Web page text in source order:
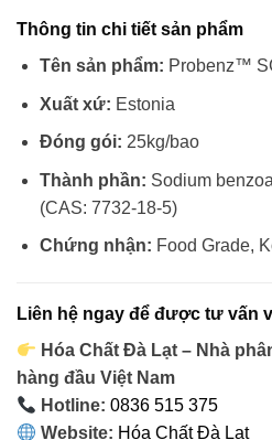
Thông tin chi tiết sản phẩm
Tên sản phẩm: Probenz™
Xuất xứ: Estonia
Đóng gói: 25kg/bao
Thành phần: Sodium
(CAS: 7732-18-5)
Chứng nhận: Food Grade,
Liên hệ ngay để được tư vấn
Hóa Chất Đà Lạt – Nhà
hàng đầu Việt Nam
Hotline: 0836 515 375
Website: Hóa Chất Đà Lạt